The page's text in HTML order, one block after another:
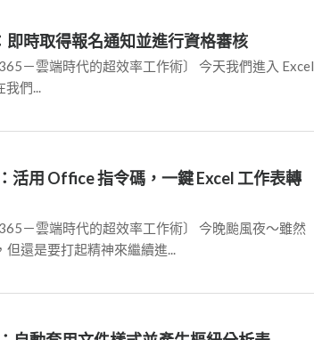
即時取得報名通知並進行資格審核
－雲端時代的超效率工作術〕 今天我們進入 Excel
們...
活用 Office 指令碼，一鍵 Excel 工作表轉
－雲端時代的超效率工作術〕 今晚颱風夜～雖然
還是要打起精神來繼續進...